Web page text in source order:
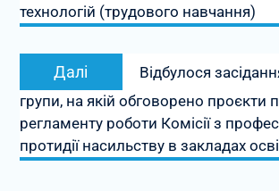
технологій (трудового навчання)
Далі
Наступний
запис:
Відбулося
групи, на якій обговорено проєкти
регламенту роботи Комісії з
протидії насильству в закладах